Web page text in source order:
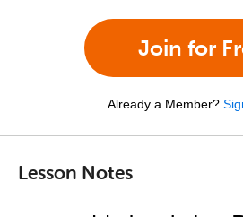
Join for
Already a Member?
Lesson Notes